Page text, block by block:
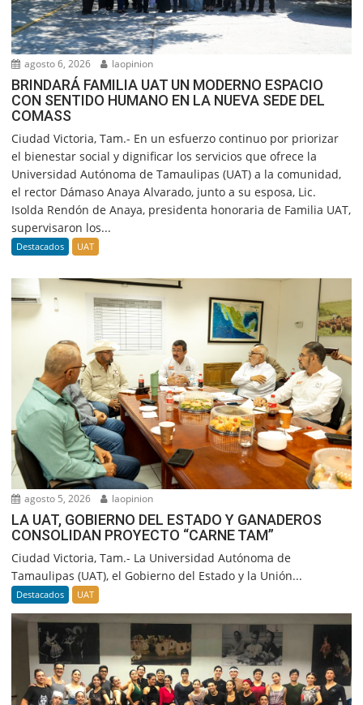
agosto 6, 2026 laopinion
BRINDARÁ FAMILIA UAT UN MODERNO ESPACIO
CON SENTIDO HUMANO EN LA NUEVA SEDE DEL
COMASS
Ciudad Victoria, Tam.- En un esfuerzo continuo por priorizar
el bienestar social y dignificar los servicios que ofrece la
Universidad Autónoma de Tamaulipas (UAT) a la comunidad,
el rector Dámaso Anaya Alvarado, junto a su esposa, Lic.
Isolda Rendón de Anaya, presidenta honoraria de Familia UAT,
supervisaron los...
Destacados UAT
agosto 5, 2026 laopinion
LA UAT, GOBIERNO DEL ESTADO Y GANADEROS
CONSOLIDAN PROYECTO “CARNE TAM”
Ciudad Victoria, Tam.- La Universidad Autónoma de
Tamaulipas (UAT), el Gobierno del Estado y la Unión...
Destacados UAT